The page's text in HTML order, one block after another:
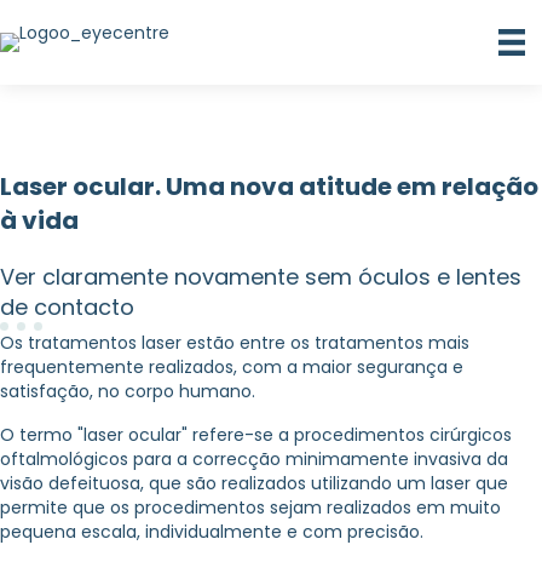
Laser ocular. Uma nova atitude em relação
à vida
Ver claramente novamente sem óculos e lentes
de contacto
Os tratamentos laser estão entre os tratamentos mais
frequentemente realizados, com a maior segurança e
satisfação, no corpo humano.
O termo "laser ocular" refere-se a procedimentos cirúrgicos
oftalmológicos para a correcção minimamente invasiva da
visão defeituosa, que são realizados utilizando um laser que
permite que os procedimentos sejam realizados em muito
pequena escala, individualmente e com precisão.